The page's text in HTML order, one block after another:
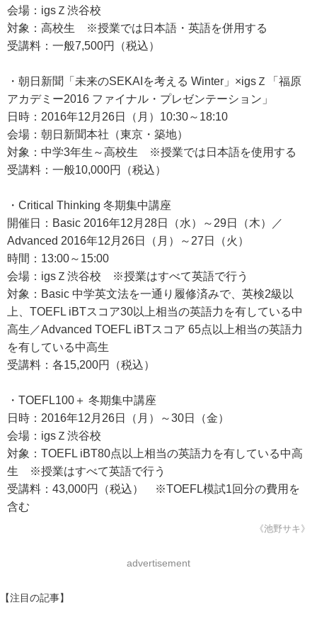
会場：igsＺ渋谷校
対象：高校生 ※授業では日本語・英語を併用する
受講料：一般7,500円（税込）
・朝日新聞「未来のSEKAIを考える Winter」×igsＺ「福原
アカデミー2016 ファイナル・プレゼンテーション」
日時：2016年12月26日（月）10:30～18:10
会場：朝日新聞本社（東京・築地）
対象：中学3年生～高校生 ※授業では日本語を使用する
受講料：一般10,000円（税込）
・Critical Thinking 冬期集中講座
開催日：Basic 2016年12月28日（水）～29日（木）／
Advanced 2016年12月26日（月）～27日（火）
時間：13:00～15:00
会場：igsＺ渋谷校 ※授業はすべて英語で行う
対象：Basic 中学英文法を一通り履修済みで、英検2級以
上、TOEFL iBTスコア30以上相当の英語力を有している中
高生／Advanced TOEFL iBTスコア 65点以上相当の英語力
を有している中高生
受講料：各15,200円（税込）
・TOEFL100＋ 冬期集中講座
日時：2016年12月26日（月）～30日（金）
会場：igsＺ渋谷校
対象：TOEFL iBT80点以上相当の英語力を有している中高
生 ※授業はすべて英語で行う
受講料：43,000円（税込） ※TOEFL模試1回分の費用を
含む
《池野サキ》
advertisement
【注目の記事】